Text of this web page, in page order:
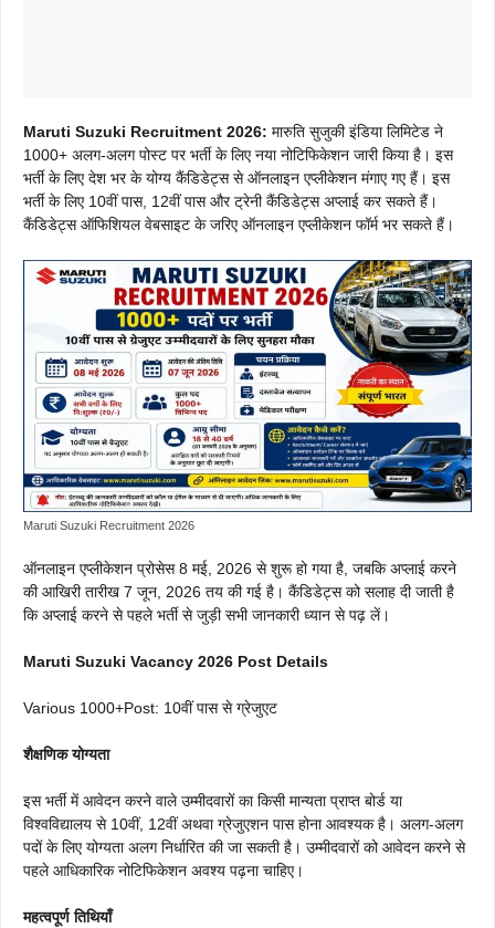
Maruti Suzuki Recruitment 2026: मारुति सुजुकी इंडिया लिमिटेड ने
1000+ अलग-अलग पोस्ट पर भर्ती के लिए नया नोटिफिकेशन जारी किया है। इस
भर्ती के लिए देश भर के योग्य कैंडिडेट्स से ऑनलाइन एप्लीकेशन मंगाए गए हैं। इस
भर्ती के लिए 10वीं पास, 12वीं पास और ट्रेनी कैंडिडेट्स अप्लाई कर सकते हैं।
कैंडिडेट्स ऑफिशियल वेबसाइट के जरिए ऑनलाइन एप्लीकेशन फॉर्म भर सकते हैं।
Maruti Suzuki Recruitment 2026
ऑनलाइन एप्लीकेशन प्रोसेस 8 मई, 2026 से शुरू हो गया है, जबकि अप्लाई करने
की आखिरी तारीख 7 जून, 2026 तय की गई है। कैंडिडेट्स को सलाह दी जाती है
कि अप्लाई करने से पहले भर्ती से जुड़ी सभी जानकारी ध्यान से पढ़ लें।
Maruti Suzuki Vacancy 2026 Post Details
Various 1000+Post: 10वीं पास से ग्रेजुएट
शैक्षणिक योग्यता
इस भर्ती में आवेदन करने वाले उम्मीदवारों का किसी मान्यता प्राप्त बोर्ड या
विश्वविद्यालय से 10वीं, 12वीं अथवा ग्रेजुएशन पास होना आवश्यक है। अलग-अलग
पदों के लिए योग्यता अलग निर्धारित की जा सकती है। उम्मीदवारों को आवेदन करने से
पहले आधिकारिक नोटिफिकेशन अवश्य पढ़ना चाहिए।
महत्वपूर्ण तिथियाँ